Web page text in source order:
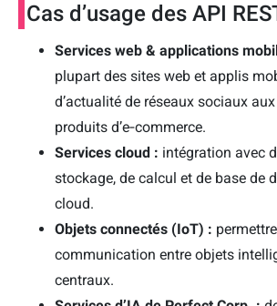
Cas d’usage des API
Services web & applications
plupart des sites web et applis
d’actualité de réseaux sociaux
produits d’e‑commerce.
Services cloud : intégration avec
stockage, de calcul et de base de
cloud.
Objets connectés (IoT) :
communication entre objets
centraux.